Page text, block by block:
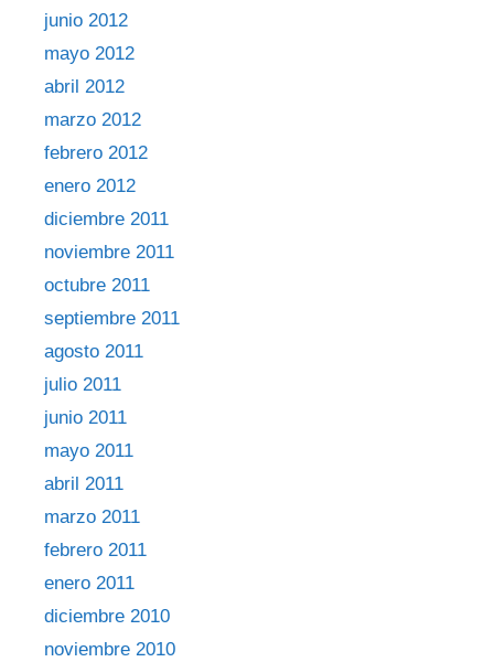
junio 2012
mayo 2012
abril 2012
marzo 2012
febrero 2012
enero 2012
diciembre 2011
noviembre 2011
octubre 2011
septiembre 2011
agosto 2011
julio 2011
junio 2011
mayo 2011
abril 2011
marzo 2011
febrero 2011
enero 2011
diciembre 2010
noviembre 2010